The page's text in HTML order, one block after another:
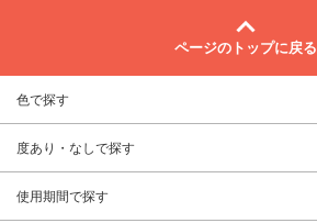
ページのトップに戻る
色で探す
度あり・なしで探す
使用期間で探す